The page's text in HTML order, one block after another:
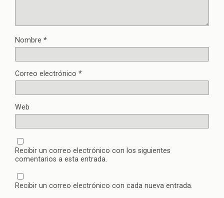
Nombre *
Correo electrónico *
Web
Recibir un correo electrónico con los siguientes
comentarios a esta entrada.
Recibir un correo electrónico con cada nueva entrada.